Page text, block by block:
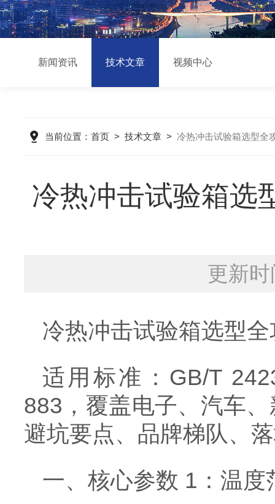
新闻资讯 技术文章 视频中心
当前位置： 首页 > 技术文章 > 冷热冲击试验箱选型全
冷热冲击试验箱选
更新
冷热冲击试验箱选型
适用标准：GB/T
883，覆盖电子、汽车
避坑要点、品牌梯队、
一、核心参数 1：温